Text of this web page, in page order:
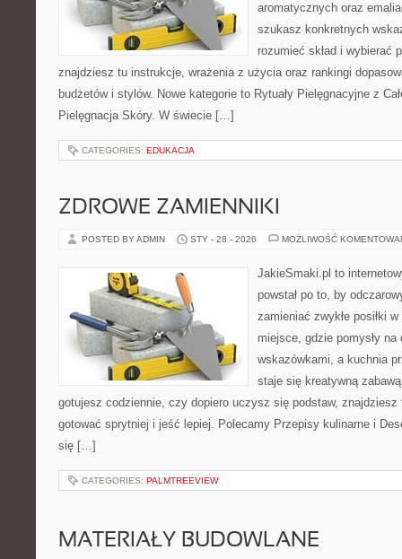
aromatycznych oraz
szukasz konkretnych
rozumieć skład i wybierać
znajdziesz tu instrukcje, wrażenia z użycia oraz rankingi
budżetów i stylów. Nowe kategorie to Rytuały Pielęgnacyjne z
Pielęgnacja Skóry. W świecie […]
CATEGORIES: EDUKACJA
ZDROWE ZAMIENNIKI
POSTED BY ADMIN STY - 28 - 2026 MOŻLIWOŚĆ
JakieSmaki.pl to
powstał po to, by
zamieniać zwykłe posiłki
miejsce, gdzie pomysły
wskazówkami, a kuchnia
staje się kreatywną
gotujesz codziennie, czy dopiero uczysz się podstaw,
gotować sprytniej i jeść lepiej. Polecamy Przepisy kulinarne i
się […]
CATEGORIES: PALMTREEVIEW
MATERIAŁY BUDOWLANE